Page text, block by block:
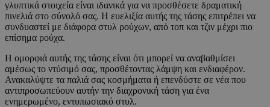
γλυπτικά στοιχεία είναι ιδανικά για να προσθέσετε δραματική
πινελιά στο σύνολό σας. Η ευελιξία αυτής της τάσης επιτρέπει να
συνδυαστεί με διάφορα στυλ ρούχων, από τοπ και τζιν μέχρι πιο
επίσημα ρούχα.
Η ομορφιά αυτής της τάσης είναι ότι μπορεί να αναβαθμίσει
αμέσως το ντύσιμό σας, προσθέτοντας λάμψη και ενδιαφέρον.
Ανακαλύψτε τα παλιά σας κοσμήματα ή επενδύστε σε νέα που
αντιπροσωπεύουν αυτήν την διαχρονική τάση για ένα
ενημερωμένο, εντυπωσιακό στυλ.